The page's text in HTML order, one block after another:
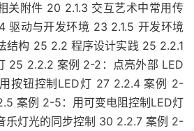
关附件 20 2.1.3 交互艺术中常用传
驱动与开发环境 23 2.1.5 开发环境
结构 25 2.2 程序设计实践 25 2.2.1
25 2.2.2 案例 2-2：点亮外部 LED
按钮控制LED灯 27 2.2.4 案例 2-
案例 2-5：用可变电阻控制LED灯
灯光的同步控制 30 2.2.7 案例 2-